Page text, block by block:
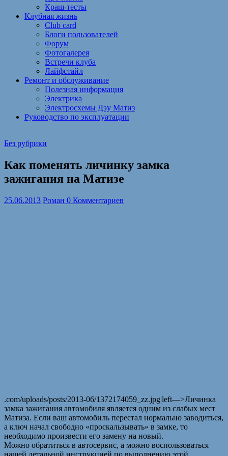
Краш-тесты
Клубная жизнь
Club card
Блоги пользователей
Форум
Фотогалерея
Встречи клуба
Лайфстайл
Ремонт и обслуживание
Полезная информация
Электрика
Электросхемы Дэу Матиз
Руководство по эксплуатации
Без рубрики
Как поменять личинку замка
зажигания на Матизе
25.06.2013 Роман 0 Комментариев
.com/uploads/posts/2013-06/1372174059_zz.jpg|left—>Личинка
замка зажигания автомобиля является одним из слабых мест
Матиза. Если ваш автомобиль перестал нормально заводиться,
а ключ начал свободно «проскальзывать» в замке, то
необходимо произвести его замену на новый.
Можно обратиться в автосервис, а можно воспользоваться